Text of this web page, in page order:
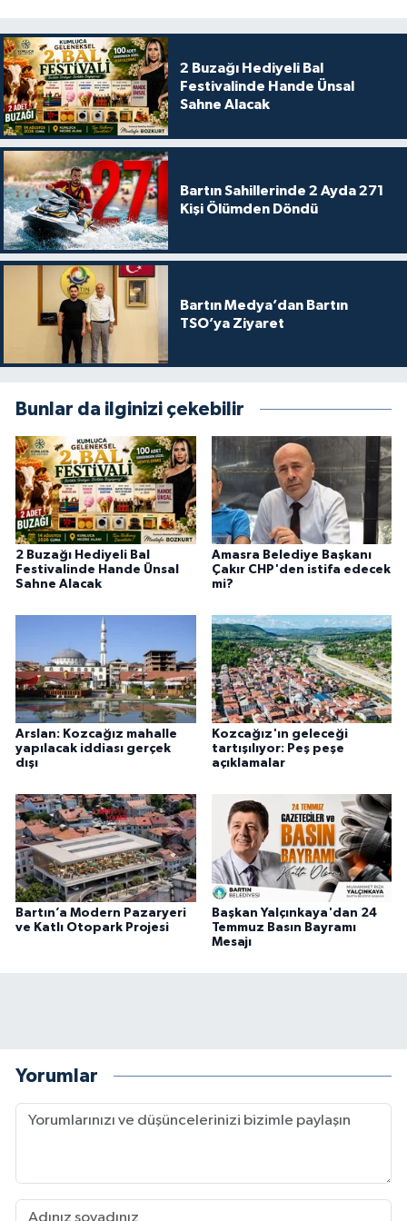
2 Buzağı Hediyeli Bal
Festivalinde Hande Ünsal
Sahne Alacak
Bartın Sahillerinde 2 Ayda 271
Kişi Ölümden Döndü
Bartın Medya’dan Bartın
TSO’ya Ziyaret
Bunlar da ilginizi çekebilir
2 Buzağı Hediyeli Bal
Festivalinde Hande Ünsal
Sahne Alacak
Amasra Belediye Başkanı
Çakır CHP'den istifa edecek
mi?
Arslan: Kozcağız mahalle
yapılacak iddiası gerçek
dışı
Kozcağız'ın geleceği
tartışılıyor: Peş peşe
açıklamalar
Bartın’a Modern Pazaryeri
ve Katlı Otopark Projesi
Başkan Yalçınkaya'dan 24
Temmuz Basın Bayramı
Mesajı
Yorumlar